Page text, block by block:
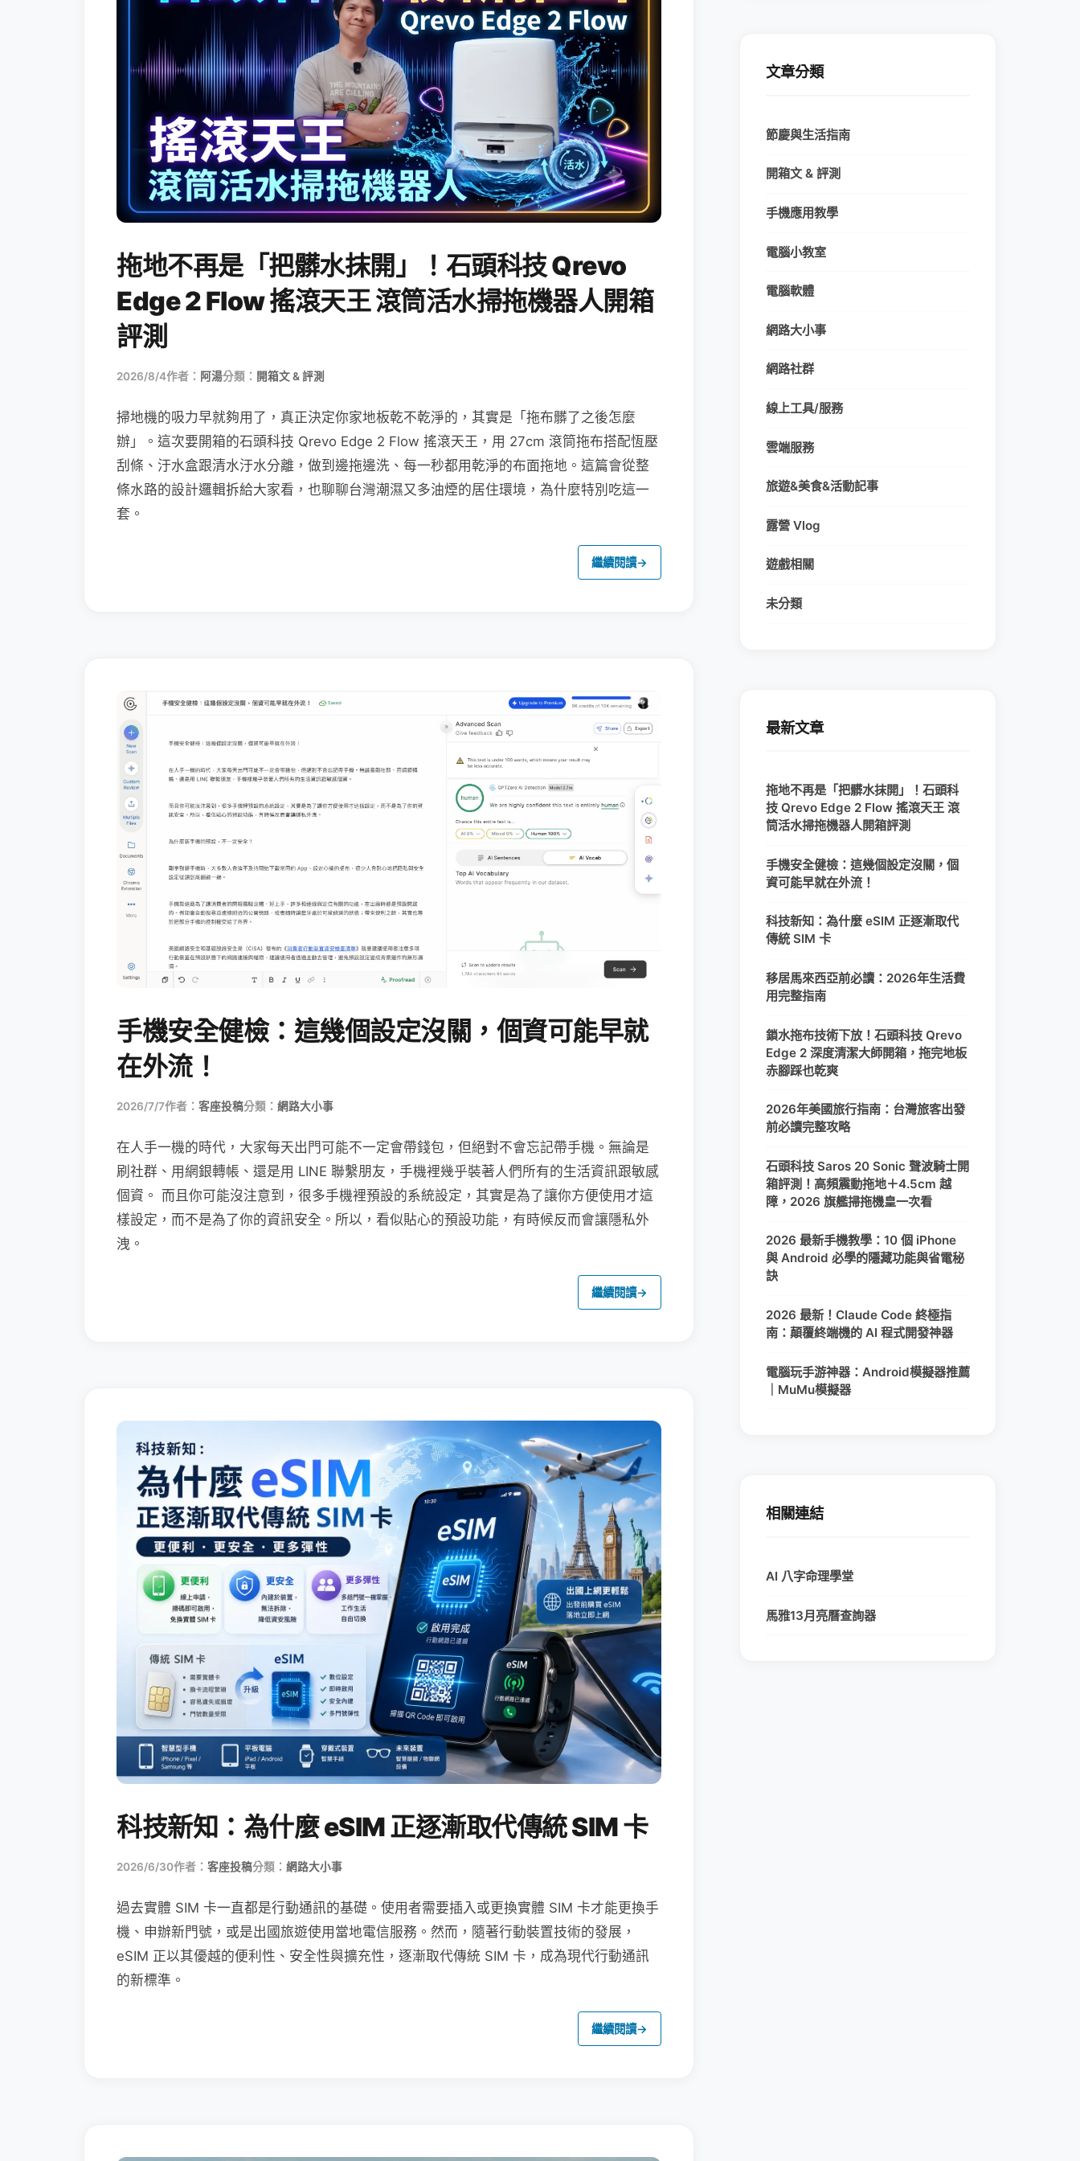
拖地不再是「把髒水抹開」！石頭科技 Qrevo
Edge 2 Flow 搖滾天王 滾筒活水掃拖機器人開箱
評測
2026/8/4作者： 阿湯分類： 開箱文 & 評測
掃地機的吸力早就夠用了，真正決定你家地板乾不乾淨的，其實是「拖布髒了之後怎麼
辦」。這次要開箱的石頭科技 Qrevo Edge 2 Flow 搖滾天王，用 27cm 滾筒拖布搭配恆壓
刮條、汙水盒跟清水汙水分離，做到邊拖邊洗、每一秒都用乾淨的布面拖地。這篇會從整
條水路的設計邏輯拆給大家看，也聊聊台灣潮濕又多油煙的居住環境，為什麼特別吃這一
套。
繼續閱讀→
手機安全健檢：這幾個設定沒關，個資可能早就
在外流！
2026/7/7作者： 客座投稿分類： 網路大小事
在人手一機的時代，大家每天出門可能不一定會帶錢包，但絕對不會忘記帶手機。無論是
刷社群、用網銀轉帳、還是用 LINE 聯繫朋友，手機裡幾乎裝著人們所有的生活資訊跟敏感
個資。 而且你可能沒注意到，很多手機裡預設的系統設定，其實是為了讓你方便使用才這
樣設定，而不是為了你的資訊安全。所以，看似貼心的預設功能，有時候反而會讓隱私外
洩。
繼續閱讀→
科技新知：為什麼 eSIM 正逐漸取代傳統 SIM 卡
2026/6/30作者： 客座投稿分類： 網路大小事
過去實體 SIM 卡一直都是行動通訊的基礎。使用者需要插入或更換實體 SIM 卡才能更換手
機、申辦新門號，或是出國旅遊使用當地電信服務。然而，隨著行動裝置技術的發展，
eSIM 正以其優越的便利性、安全性與擴充性，逐漸取代傳統 SIM 卡，成為現代行動通訊
的新標準。
繼續閱讀→
文章分類
節慶與生活指南
開箱文 & 評測
手機應用教學
電腦小教室
電腦軟體
網路大小事
網路社群
線上工具/服務
雲端服務
旅遊&美食&活動記事
露營 Vlog
遊戲相關
未分類
最新文章
拖地不再是「把髒水抹開」！石頭科
技 Qrevo Edge 2 Flow 搖滾天王 滾
筒活水掃拖機器人開箱評測
手機安全健檢：這幾個設定沒關，個
資可能早就在外流！
科技新知：為什麼 eSIM 正逐漸取代
傳統 SIM 卡
移居馬來西亞前必讀：2026年生活費
用完整指南
鎖水拖布技術下放！石頭科技 Qrevo
Edge 2 深度清潔大師開箱，拖完地板
赤腳踩也乾爽
2026年美國旅行指南：台灣旅客出發
前必讀完整攻略
石頭科技 Saros 20 Sonic 聲波騎士開
箱評測！高頻震動拖地＋4.5cm 越
障，2026 旗艦掃拖機皇一次看
2026 最新手機教學：10 個 iPhone
與 Android 必學的隱藏功能與省電秘
訣
2026 最新！Claude Code 終極指
南：顛覆終端機的 AI 程式開發神器
電腦玩手游神器：Android模擬器推薦
｜MuMu模擬器
相關連結
AI 八字命理學堂
馬雅13月亮曆查詢器